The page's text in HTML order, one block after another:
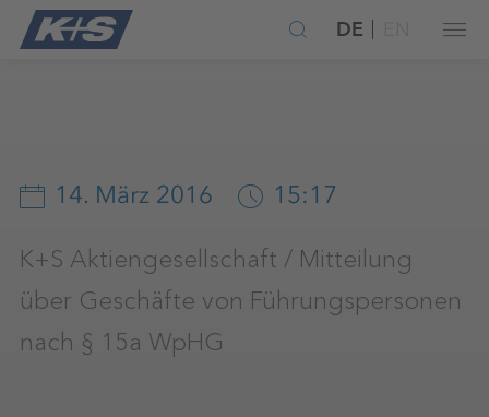
DE
14. März 2016 15:17
K+S Aktiengesellschaft / Mitteilung
über Geschäfte von Führungspersonen
nach § 15a WpHG